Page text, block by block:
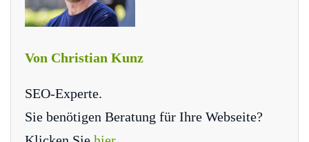
Von Christian Kunz
SEO-Experte.
Sie benötigen Beratung für Ihre Webseite?